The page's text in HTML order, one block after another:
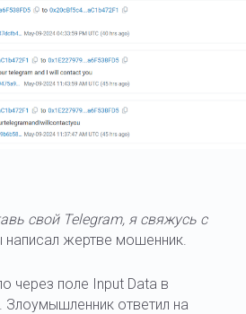
свой Telegram, я свяжусь с
жертве мошенник.
через поле Input Data в
Злоумышленник ответил на